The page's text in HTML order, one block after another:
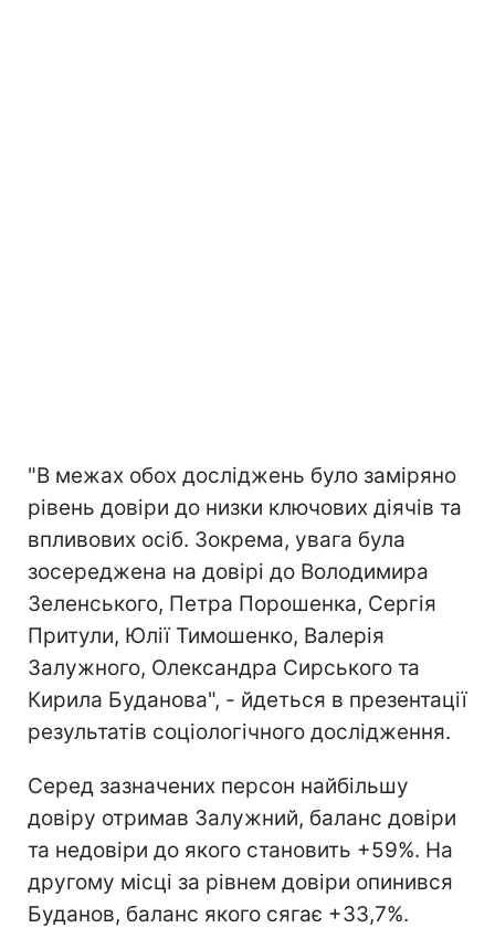
"В межах обох досліджень було заміряно
рівень довіри до низки ключових діячів та
впливових осіб. Зокрема, увага була
зосереджена на довірі до Володимира
Зеленського, Петра Порошенка, Сергія
Притули, Юлії Тимошенко, Валерія
Залужного, Олександра Сирського та
Кирила Буданова", - йдеться в презентації
результатів соціологічного дослідження.
Серед зазначених персон найбільшу
довіру отримав Залужний, баланс довіри
та недовіри до якого становить +59%. На
другому місці за рівнем довіри опинився
Буданов, баланс якого сягає +33,7%.